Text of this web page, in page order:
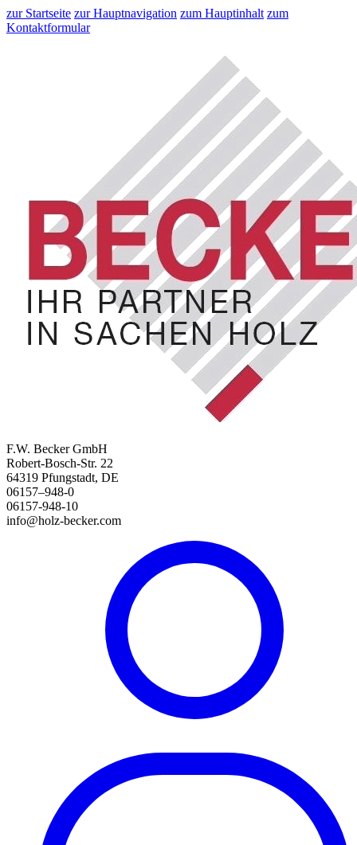
zur Startseite zur Hauptnavigation zum Hauptinhalt zum
Kontaktformular
F.W. Becker GmbH
Robert-Bosch-Str. 22
64319 Pfungstadt, DE
06157–948-0
06157-948-10
info@holz-becker.com